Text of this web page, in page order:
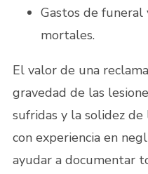
Gastos de funeral
mortales.
El valor de una
gravedad de las
sufridas y la solidez de
con experiencia en
ayudar a documentar